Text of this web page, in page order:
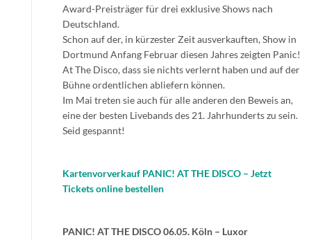
Award-Preisträger für drei exklusive Shows nach
Deutschland.
Schon auf der, in kürzester Zeit ausverkauften, Show in
Dortmund Anfang Februar diesen Jahres zeigten Panic!
At The Disco, dass sie nichts verlernt haben und auf der
Bühne ordentlichen abliefern können.
Im Mai treten sie auch für alle anderen den Beweis an,
eine der besten Livebands des 21. Jahrhunderts zu sein.
Seid gespannt!
Kartenvorverkauf PANIC! AT THE DISCO – Jetzt
Tickets online bestellen
PANIC! AT THE DISCO06.05. Köln – Luxor